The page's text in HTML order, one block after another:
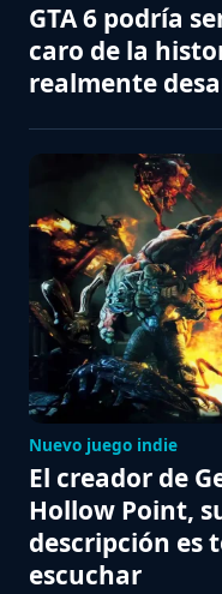
GTA 6 podría
caro de la
realmente
Nuevo juego indie
El creador de
Hollow Point,
descripción es
escuchar